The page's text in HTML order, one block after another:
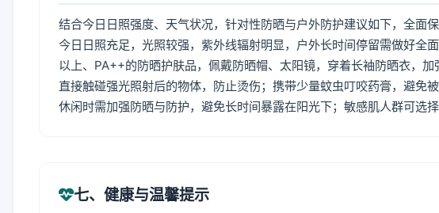
结合今日日照强度、天气状况，针对性防晒与户外防护建议如下，全面保
今日日照充足，光照较强，紫外线辐射明显，户外长时间停留需做好全
以上、PA++的防晒护肤品，佩戴防晒帽、太阳镜，穿着长袖防晒衣，
直接触碰强光照射后的物体，防止烫伤；携带少量蚊虫叮咬药膏，避免
休闲时需加强防晒与防护，避免长时间暴露在阳光下；敏感肌人群可选
七、健康与温馨提示